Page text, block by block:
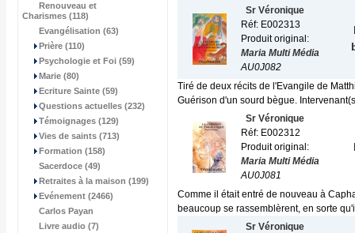
Renouveau et
Charismes (118)
Evangélisation (63)
Prière (110)
Psychologie et Foi (59)
Marie (80)
Ecriture Sainte (59)
Questions actuelles (232)
Témoignages (129)
Vies de saints (713)
Formation (158)
Sacerdoce (49)
Retraites à la maison (199)
Evénement (2466)
Carlos Payan
Livre audio (7)
Sr Véronique
Réf: E002313
Produit original:
Maria Multi Média
AU0J082
Tiré de deux récits de l'Evangile de
Guérison d'un sourd bègue.
Sr Véronique
Réf: E002312
Produit original:
Maria Multi Média
AU0J081
Comme il était entré de nouveau à
beaucoup se rassemblèrent, en sorte
Sr Véronique